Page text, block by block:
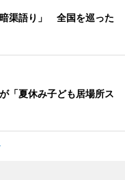
渠語り」 全国を巡った
「夏休み子ども居場所ス